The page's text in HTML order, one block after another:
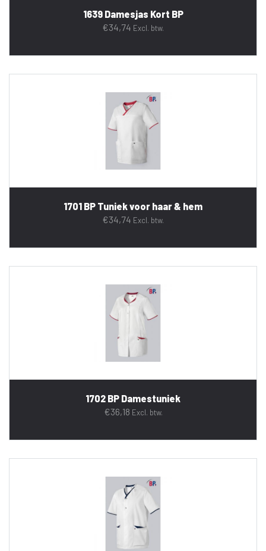
1639 Damesjas Kort BP
€34,74 Excl. btw.
1701 BP Tuniek voor haar & hem
€34,74 Excl. btw.
1702 BP Damestuniek
€36,18 Excl. btw.